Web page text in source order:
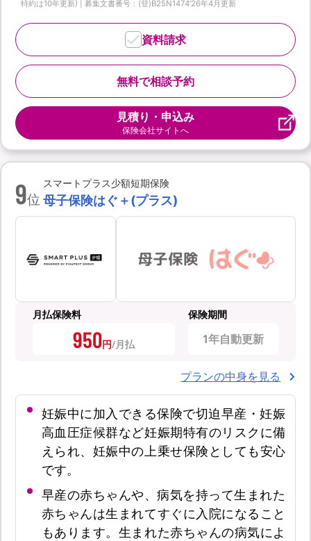
特約は10年更新) | 募集文書番号：(登)B25N1474‘26年4月更新
無料で相談予約
資料請求
見積り・申込み
保険会社サイトへ
9位
スマートプラス少額短期保険
母子保険はぐ＋(プラス)
月払保険料
950円
保険期間
1年自動更新
プランの中身を見る
妊娠中に加入できる保険で切迫早産・妊娠
高血圧症候群など妊娠期特有のリスクに備
えられ、妊娠中の上乗せ保険としても安心
です。
早産の赤ちゃんや、病気を持って生まれた
赤ちゃんは生まれてすぐに入院になること
もあります。生まれた赤ちゃんの病気によ